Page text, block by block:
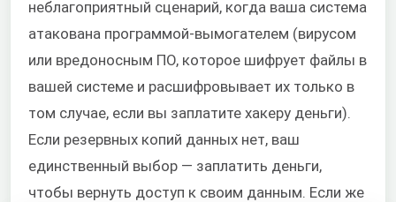
неблагоприятный сценарий, когда ваша система
атакована программой-вымогателем (вирусом
или вредоносным ПО, которое шифрует файлы в
вашей системе и расшифровывает их только в
том случае, если вы заплатите хакеру деньги).
Если резервных копий данных нет, ваш
единственный выбор — заплатить деньги,
чтобы вернуть доступ к своим данным. Если же